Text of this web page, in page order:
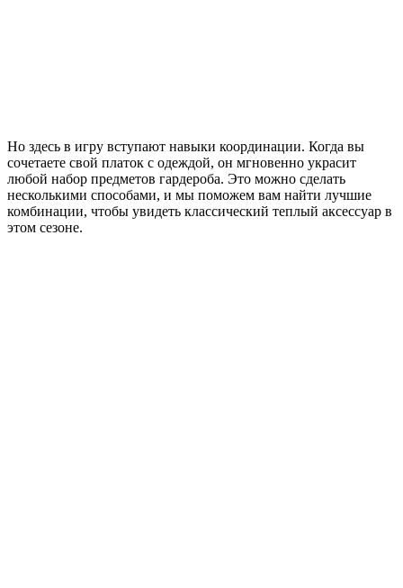
Но здесь в игру вступают навыки координации. Когда вы
сочетаете свой платок с одеждой, он мгновенно украсит
любой набор предметов гардероба. Это можно сделать
несколькими способами, и мы поможем вам найти лучшие
комбинации, чтобы увидеть классический теплый аксессуар в
этом сезоне.